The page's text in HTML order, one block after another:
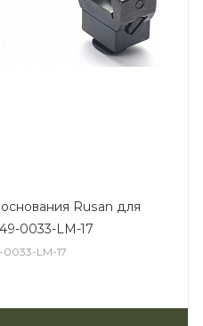
Rusan для
0033-LM-17
LM-17